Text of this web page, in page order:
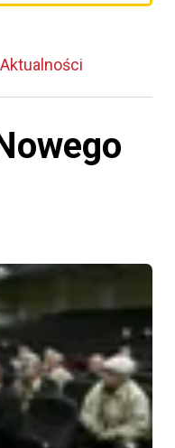
Aktualności